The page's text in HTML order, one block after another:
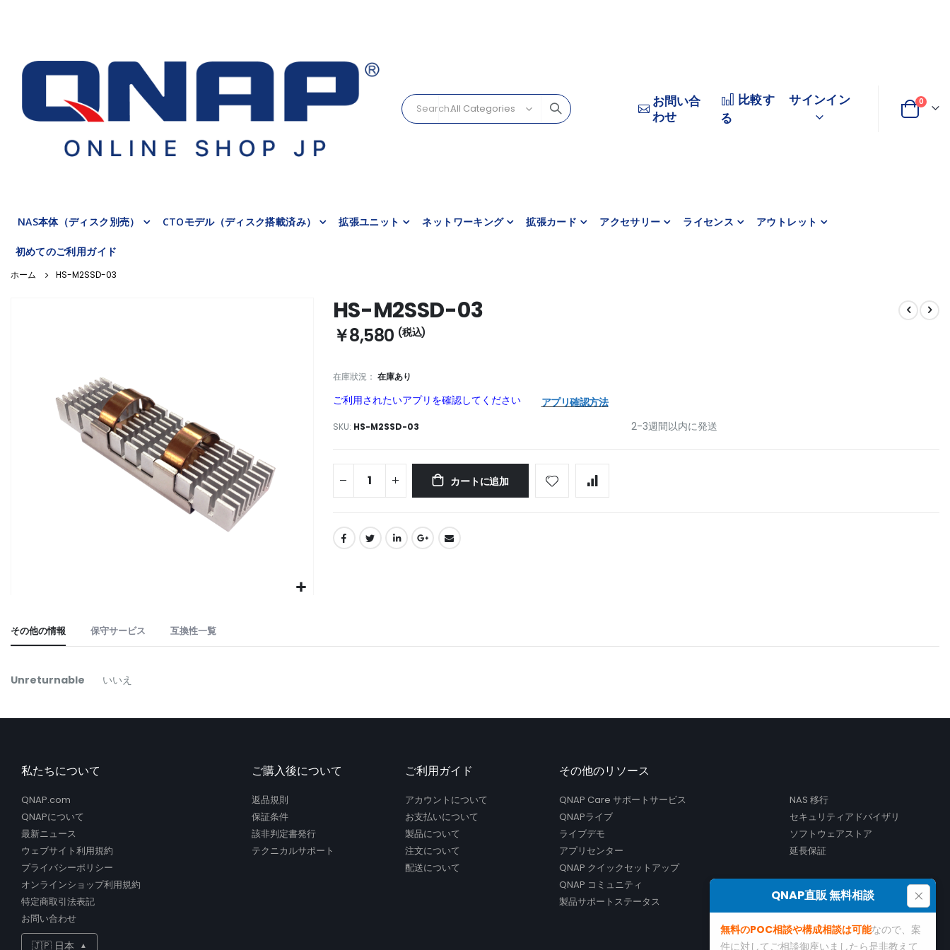
お問い合
わせ
比較す
る
サインイン
変
カート
0商品
NAS本体（ディスク別売） CTOモデル（ディスク搭載済み） 拡張ユニット ネットワーキング 拡張カード アクセサリー ライセンス アウトレット
初めてのご利用ガイド
HS-M2SSD-03
the
the
gallery
HS-M2SSD-03
￥8,580
在庫狀況： 在庫あり
ご利用されたいアプリを確認してください アプリ確認方法
SKU HS-M2SSD-03 2-3週間以内に発送
カートに追加
その他の情報
そ
Unreturnable いいえ
保守サービス 互換性一覧
私たちについて
QNAP.com
QNAPについて
最新ニュース
ウェブサイト利用規約
プライバシーポリシー
オンラインショップ利用規約
特定商取引法表記
お問い合わせ
🇯🇵 日本 ▲
ご購入後について
返品規則
保証条件
該非判定書発行
テクニカルサポート
ご利用ガイド
アカウントについて
お支払いについて
製品について
注文について
配送について
その他のリソース
QNAP Care サポートサービス
QNAPライブ
ライブデモ
アプリセンター
QNAP クイックセットアップ
QNAP コミュニティ
製品サポートステータス
NAS 移行
セキュリティアドバイザリ
ソフトウェアストア
延長保証
QNAP直販 無料相談 ×
無料のPOC相談や構成相談は可能なので、案
件に対してご相談御座いましたら是非教えて